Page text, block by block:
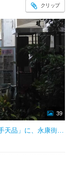
クリップ
39
台湾通の方がブログで紹介していた「手天品」に、永康街をずんずん南下して行ってみました。 閉店間際でしたが、美味しそうなお菓子がいっぱい。 「如意巻」という名のシナモンクッキー、くるみ入りデーツ、パイナップルケーキを